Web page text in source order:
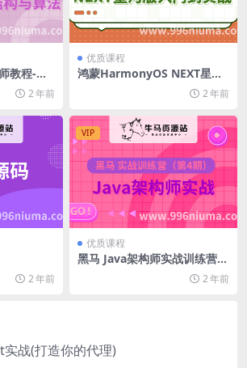
教程-剑
法 2 年前
优质课程
鸿蒙HarmonyOS NEXT星河
2 年前
2 年前
VIP
优质课程
黑马 Java架构师实战训练营
2 年前
战(打造你的代理)